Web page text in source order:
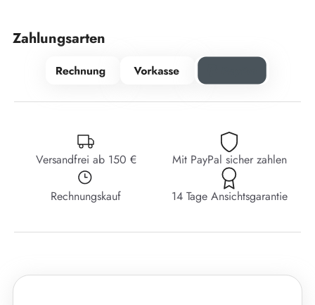
Zahlungsarten
Versandfrei ab 150 € Mit PayPal sicher zahlen
Rechnungskauf 14 Tage Ansichtsgarantie